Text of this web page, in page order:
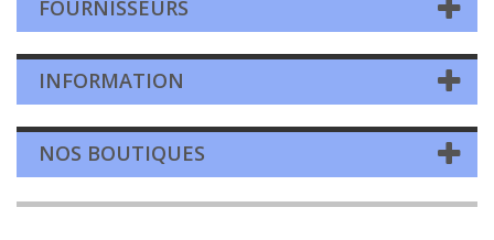
FOURNISSEURS
INFORMATION
NOS BOUTIQUES